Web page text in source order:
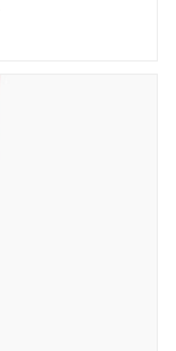
zł